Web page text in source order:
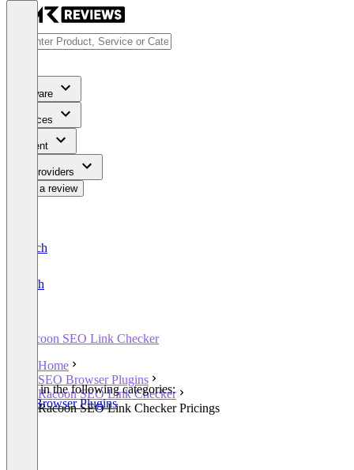
Software
Services
Content
For Providers
Write a review
Deutsch
English
Racoon SEO Link Checker
Home
SEO Browser Plugins
Racoon SEO Link Checker
Racoon SEO Link Checker Pricings
Listed in the following categories:
SEO Browser Plugins